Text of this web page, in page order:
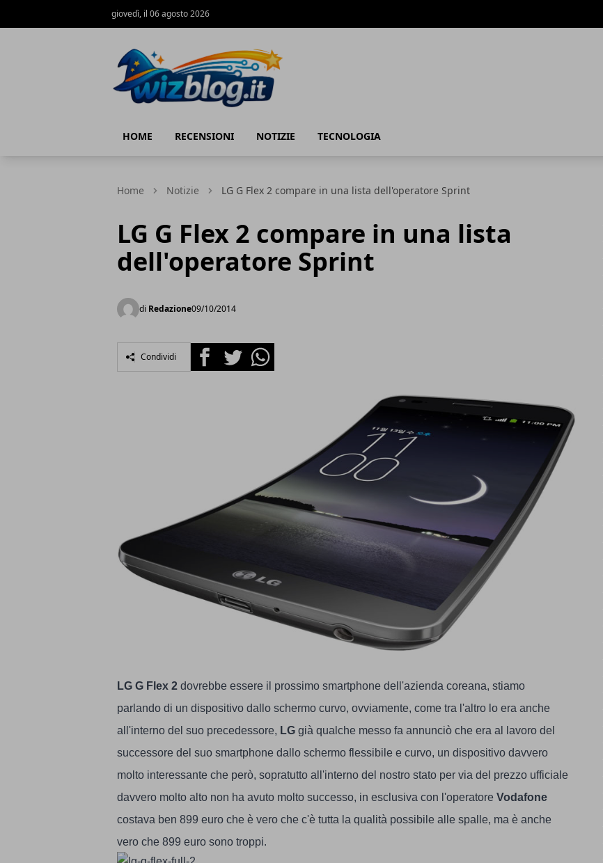
giovedì, il 06 agosto 2026
HOME RECENSIONI NOTIZIE TECNOLOGIA
Home Notizie LG G Flex 2 compare in una lista dell'operatore Sprint
LG G Flex 2 compare in una lista
dell'operatore Sprint
di Redazione09/10/2014
Condividi FacebookTwitterWhatsapp
LG G Flex 2 dovrebbe essere il prossimo smartphone dell'azienda coreana, stiamo
parlando di un dispositivo dallo schermo curvo, ovviamente, come tra l'altro lo era anche
all'interno del suo precedessore, LG già qualche messo fa annunciò che era al lavoro del
successore del suo smartphone dallo schermo flessibile e curvo, un dispositivo davvero
molto interessante che però, sopratutto all'interno del nostro stato per via del prezzo ufficiale
davvero molto alto non ha avuto molto successo, in esclusiva con l'operatore Vodafone
costava ben 899 euro che è vero che c'è tutta la qualità possibile alle spalle, ma è anche
vero che 899 euro sono troppi.